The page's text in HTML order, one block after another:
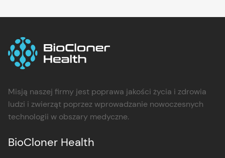
Misją naszej firmy jest poprawa jakości życia i zdrowia
ludzi i zwierząt poprzez wprowadzanie nowoczesnych
technologii w obszary medyczne.
BioCloner Health